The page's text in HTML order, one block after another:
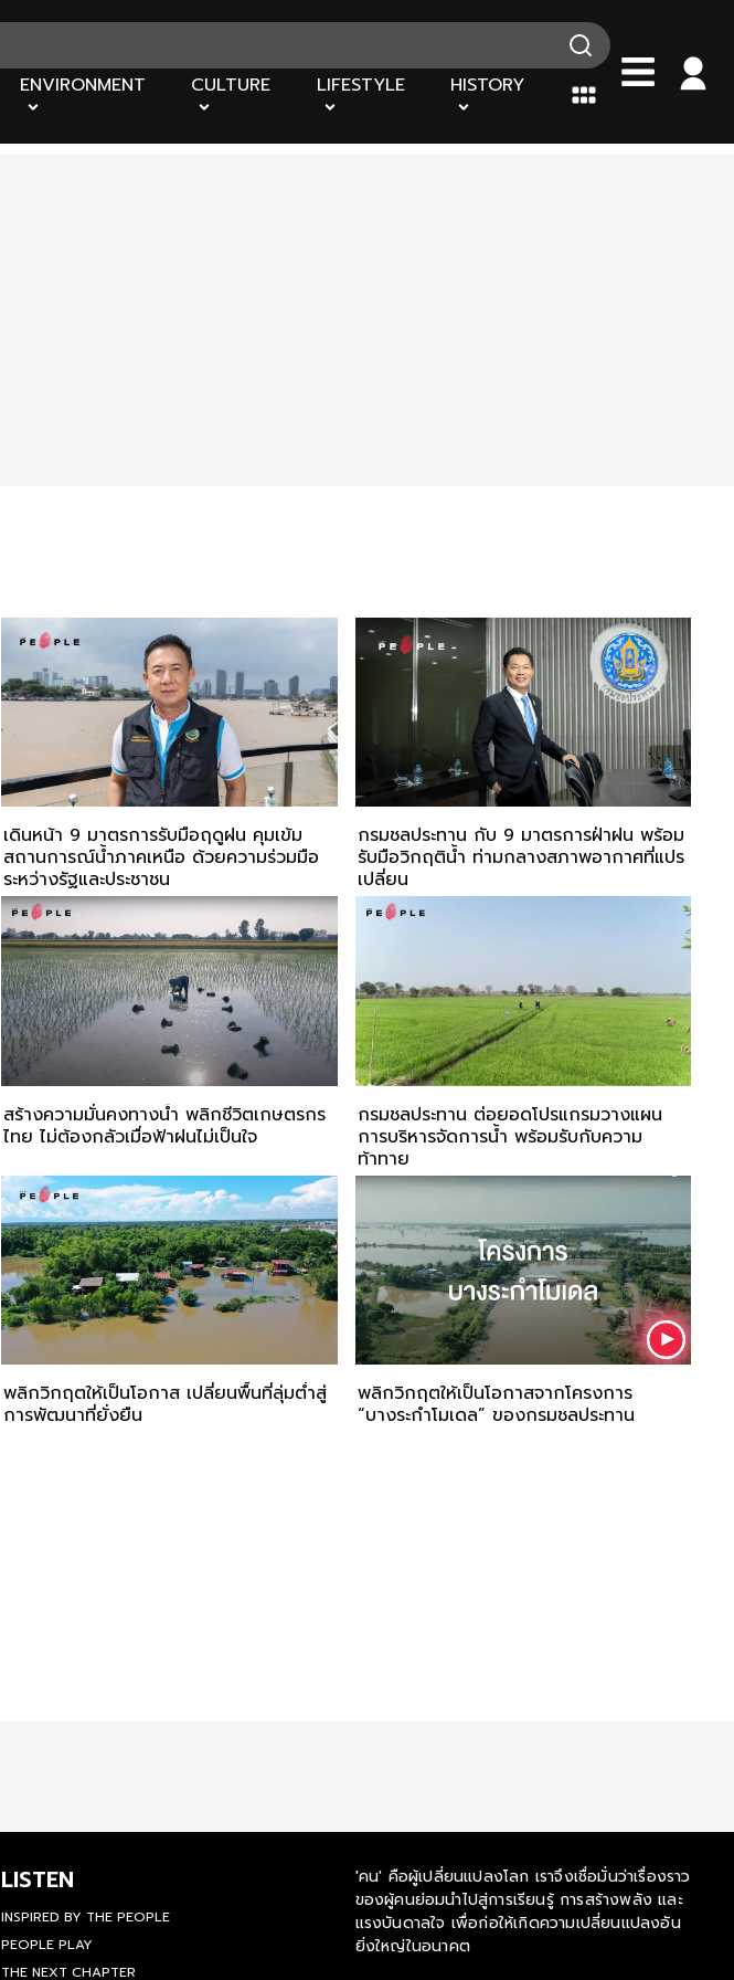
ENVIRONMENT CULTURE LIFESTYLE HISTORY
เดินหน้า 9 มาตรการรับมือฤดูฝน คุมเข้ม
สถานการณ์น้ำภาคเหนือ ด้วยความร่วมมือ
ระหว่างรัฐและประชาชน
กรมชลประทาน กับ 9 มาตรการฝ่าฝน พร้อม
รับมือวิกฤติน้ำ ท่ามกลางสภาพอากาศที่แปร
เปลี่ยน
สร้างความมั่นคงทางน้ำ พลิกชีวิตเกษตรกร
ไทย ไม่ต้องกลัวเมื่อฟ้าฝนไม่เป็นใจ
กรมชลประทาน ต่อยอดโปรแกรมวางแผน
การบริหารจัดการน้ำ พร้อมรับกับความ
ท้าทาย
พลิกวิกฤตให้เป็นโอกาส เปลี่ยนพื้นที่ลุ่มต่ำสู่
การพัฒนาที่ยั่งยืน
พลิกวิกฤตให้เป็นโอกาสจากโครงการ
“บางระกำโมเดล” ของกรมชลประทาน
LISTEN
INSPIRED BY THE PEOPLE
PEOPLE PLAY
THE NEXT CHAPTER
'คน' คือผู้เปลี่ยนแปลงโลก เราจึงเชื่อมั่นว่าเรื่องราว
ของผู้คนย่อมนำไปสู่การเรียนรู้ การสร้างพลัง และ
แรงบันดาลใจ เพื่อก่อให้เกิดความเปลี่ยนแปลงอัน
ยิ่งใหญ่ในอนาคต